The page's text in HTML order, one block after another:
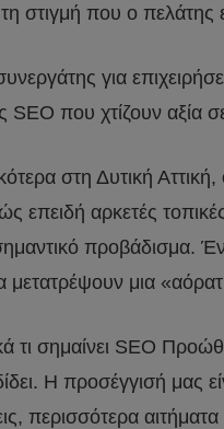
στιγμή που ο πελάτης
για
SEO που χτίζουν αξία
στη Δυτική
επειδή αρκετές
προβάδισμα.
μετατρέψουν μια
τι σημαίνει SEO
Η προσέγγισή μας
περισσότερα